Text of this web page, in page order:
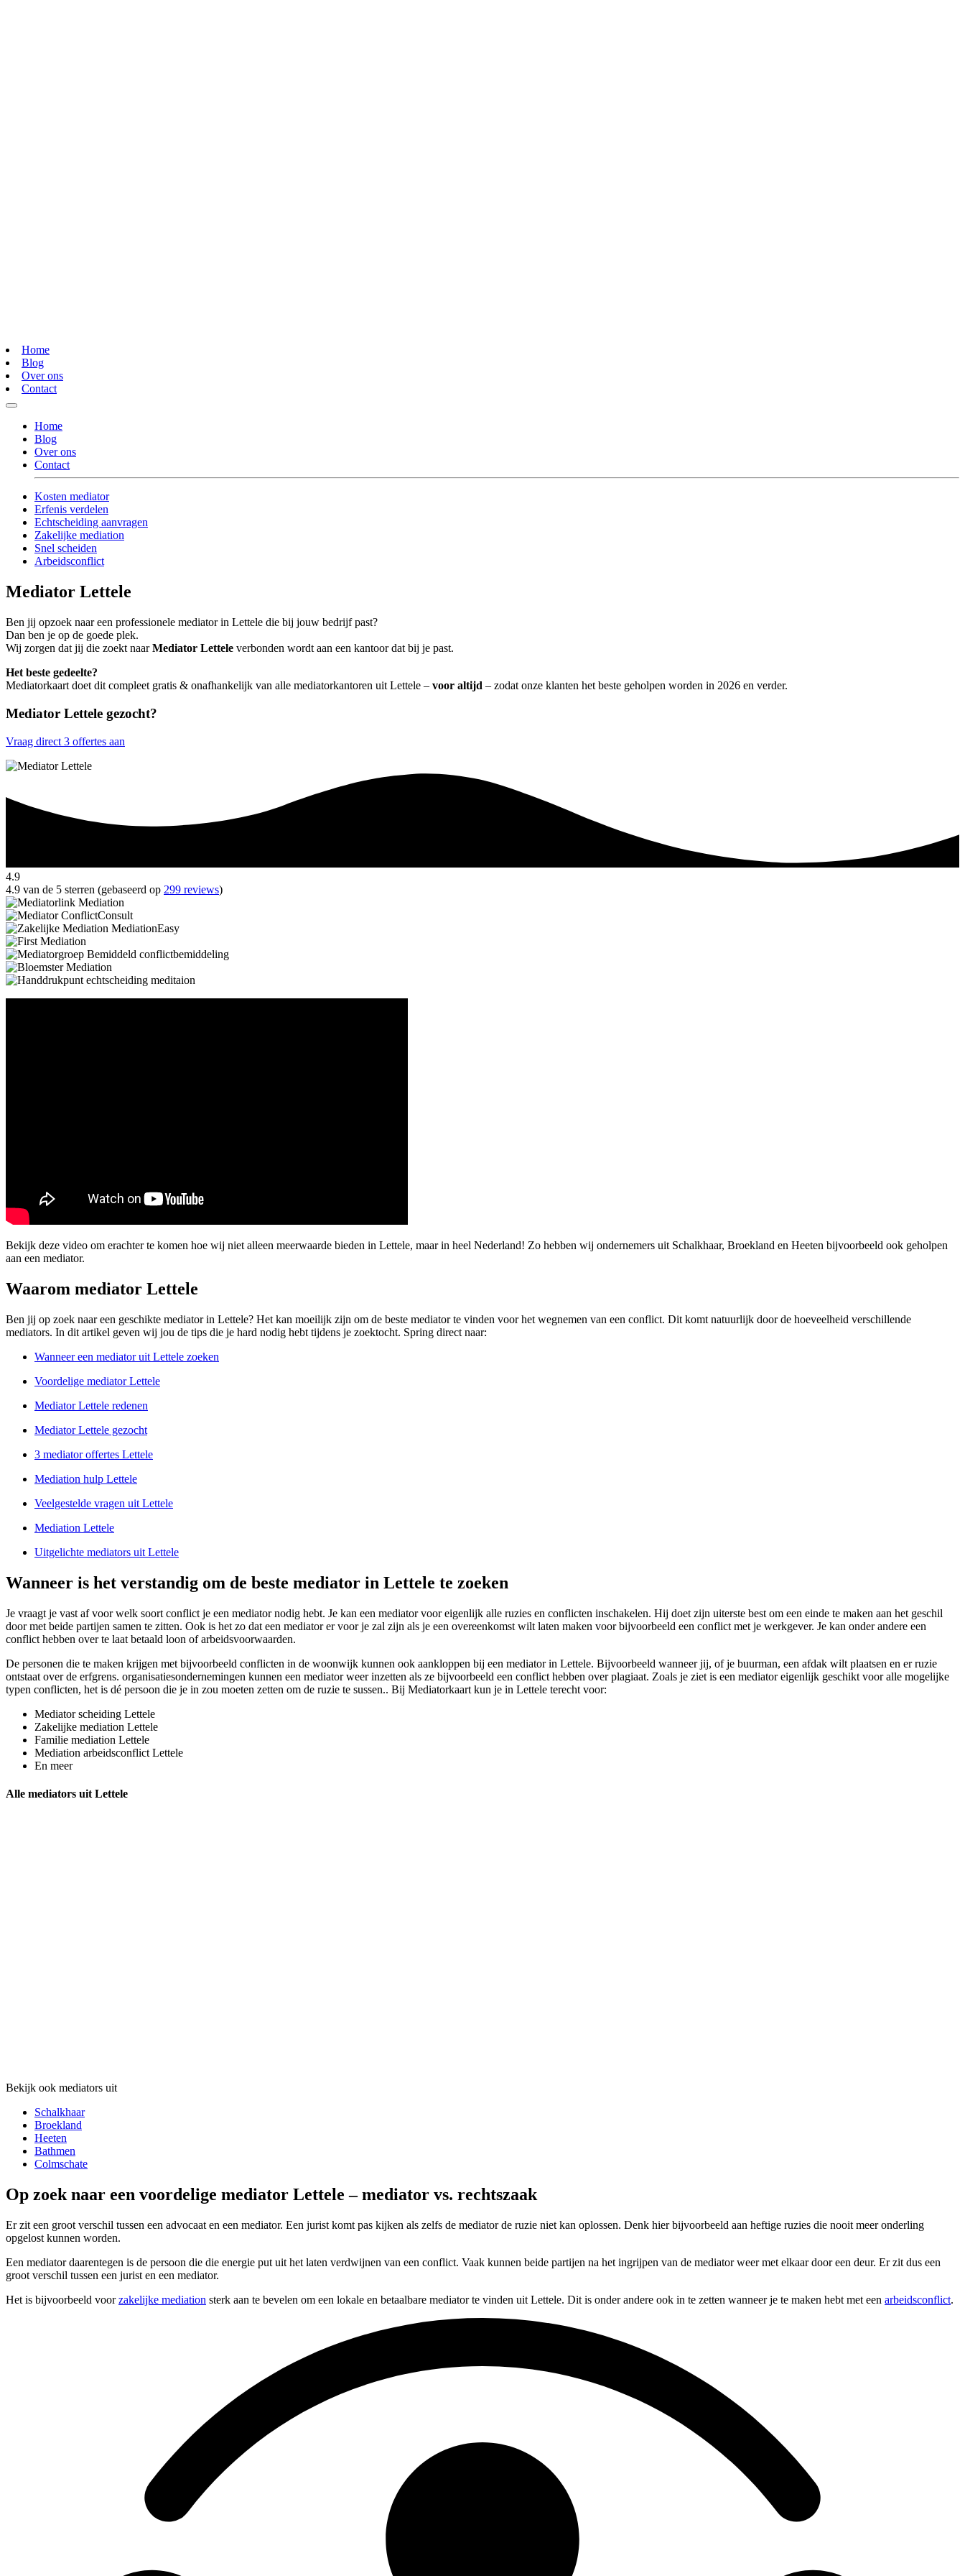
Home
Blog
Over ons
Contact
Home
Blog
Over ons
Contact
Kosten mediator
Erfenis verdelen
Echtscheiding aanvragen
Zakelijke mediation
Snel scheiden
Arbeidsconflict
Mediator Lettele
Ben jij opzoek naar een professionele mediator in Lettele die bij jouw bedrijf past?
Dan ben je op de goede plek.
Wij zorgen dat jij die zoekt naarMediator Lettele verbonden wordt aan een kantoor dat bij je past.
Het beste gedeelte?
Mediatorkaart doet dit compleet gratis & onafhankelijk van alle mediatorkantoren uit Lettele – voor altijd – zodat onze klanten het beste geholpen worden in 2026 en verder.
Mediator Lettele gezocht?
Vraag direct 3 offertes aan
4.9
4.9 van de 5 sterren (gebaseerd op 299 reviews)
Bekijk deze video om erachter te komen hoe wij niet alleen meerwaarde bieden in Lettele, maar in heel Nederland! Zo hebben wij ondernemers uit Schalkhaar, Broekland en Heeten bijvoorbeeld ook geholpen
aan een mediator.
Waarom mediator Lettele
Ben jij op zoek naar een geschikte mediator in Lettele? Het kan moeilijk zijn om de beste mediator te vinden voor het wegnemen van een conflict. Dit komt natuurlijk door de hoeveelheid verschillende
mediators. In dit artikel geven wij jou de tips die je hard nodig hebt tijdens je zoektocht. Spring direct naar:
Wanneer een mediator uit Lettele zoeken
Voordelige mediator Lettele
Mediator Lettele redenen
Mediator Lettele gezocht
3 mediator offertes Lettele
Mediation hulp Lettele
Veelgestelde vragen uit Lettele
Mediation Lettele
Uitgelichte mediators uit Lettele
Wanneer is het verstandig om de beste mediator in Lettele te zoeken
Je vraagt je vast af voor welk soort conflict je een mediator nodig hebt. Je kan een mediator voor eigenlijk alle ruzies en conflicten inschakelen. Hij doet zijn uiterste best om een einde te maken aan het geschil
door met beide partijen samen te zitten. Ook is het zo dat een mediator er voor je zal zijn als je een overeenkomst wilt laten maken voor bijvoorbeeld een conflict met je werkgever. Je kan onder andere een
conflict hebben over te laat betaald loon of arbeidsvoorwaarden.
De personen die te maken krijgen met bijvoorbeeld conflicten in de woonwijk kunnen ook aankloppen bij een mediator in Lettele. Bijvoorbeeld wanneer jij, of je buurman, een afdak wilt plaatsen en er ruzie
ontstaat over de erfgrens. organisatiesondernemingen kunnen een mediator weer inzetten als ze bijvoorbeeld een conflict hebben over plagiaat. Zoals je ziet is een mediator eigenlijk geschikt voor alle mogelijke
typen conflicten, het is dé persoon die je in zou moeten zetten om de ruzie te sussen.. Bij Mediatorkaart kun je in Lettele terecht voor:
Mediator scheiding Lettele
Zakelijke mediation Lettele
Familie mediation Lettele
Mediation arbeidsconflict Lettele
En meer
Alle mediators uit Lettele
Bekijk ook mediators uit
Schalkhaar
Broekland
Heeten
Bathmen
Colmschate
Op zoek naar een voordelige mediator Lettele – mediator vs. rechtszaak
Er zit een groot verschil tussen een advocaat en een mediator. Een jurist komt pas kijken als zelfs de mediator de ruzie niet kan oplossen. Denk hier bijvoorbeeld aan heftige ruzies die nooit meer onderling
opgelost kunnen worden.
Een mediator daarentegen is de persoon die die energie put uit het laten verdwijnen van een conflict. Vaak kunnen beide partijen na het ingrijpen van de mediator weer met elkaar door een deur. Er zit dus een
groot verschil tussen een jurist en een mediator.
Het is bijvoorbeeld voorzakelijke mediation sterk aan te bevelen om een lokale en betaalbare mediator te vinden uit Lettele. Dit is onder andere ook in te zetten wanneer je te maken hebt met een arbeidsconflict.